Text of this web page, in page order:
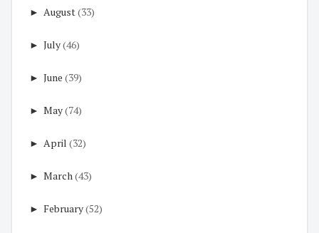
► August(33)
► July(46)
► June (39)
► May(74)
► April (32)
► March(43)
► February(52)